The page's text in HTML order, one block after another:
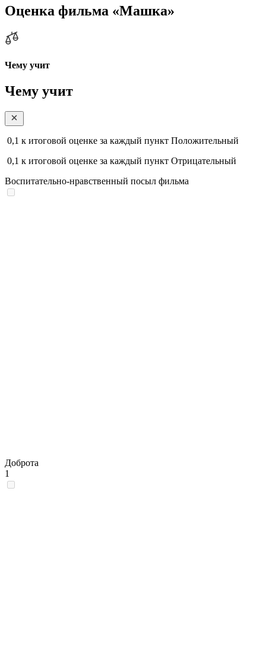
Оценка фильма «Машка»
Чему учит
Чему учит
0,1 к итоговой оценке за каждый пункт Положительный
0,1 к итоговой оценке за каждый пункт Отрицательный
Воспитательно-нравственный посыл фильма
Доброта
1